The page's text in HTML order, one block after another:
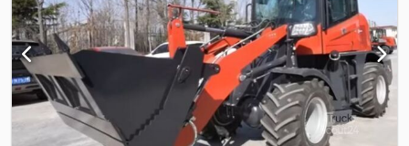
1200 kg Dodsxx R Nwjpfx Ah Rsck ➡️Dimenzije (D x Š x V): oko 4500
x 1300 x 2550 mm ➡️Visina pri naginjanju oko 2,83 m ➡️Pogoni na
sve točkove ➡️Mekana hidraulika ➡️Zglobni upravljački sistem sa
oscilirajućom osovinom ➡️Kamere za vožnju unazad ➡️Prostrana,
luksuzna kabina sa vazdušnim osloncima i podesivim sigurnosnim
pojasom ➡️Povećana pomoć pri ulasku ➡️Ventilacija prednjeg
stakla, grejanje kabine sa ventilatorom ➡️Električni džojstik za
V 2203 - 48,82 KS / 35,90 kW pri 2.800 o/min), KAŠIKA (širina: cca
1.600 mm), BRZI MENJAČ PRIKLJUČAKA, DODATNA HIDRAULIKA,
Preklopna visina: 3.558 mm, kapacitet prevrtanja: 1.308 kg, ROPS /
FOPS zaštita, pomični bočni prozori, ZATVORENA KABINA, VRATA,
RADNI FAROVI (napred), osvetljenje (pozadi), brisač vetrobrana,
ROTACIONO UPOZORENJE, BOBCAT udobno sedište, prsteni za
fiksiranje i transport. Pneumatici: BKT TERENSKE GUME (10 x 16.5)
– oko 98% očuvanosti na svim točkovima, Transportne dimenzije: